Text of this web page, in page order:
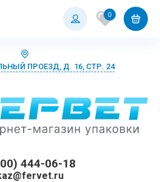
0
ПРОЕЗД, Д. 16, СТР. 24
444-06-18